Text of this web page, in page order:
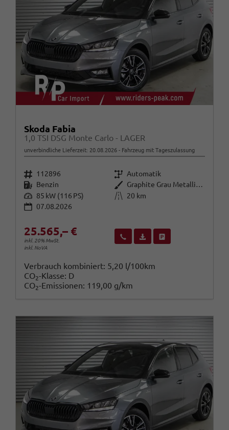
Skoda Fabia
1,0 TSI DSG Monte Carlo - LAGER
unverbindliche Lieferzeit: 20.08.2026 Fahrzeug mit Tageszulassung
Fahrzeugnr. 112896 Getriebe Automatik
Kraftstoff Benzin Außenfarbe
Graphite Grau Metallic (5X)
Leistung 85 kW (116 PS) Kilometerstand
20 km
07.08.2026
25.565,– €
inkl. 20% MwSt.
inkl. NoVA
Wir rufen Sie anFahrzeugexposé (PDF)
Verbrauch kombiniert: 5,20 l/100km
CO2-Klasse: D
CO2-Emissionen: 119,00 g/km